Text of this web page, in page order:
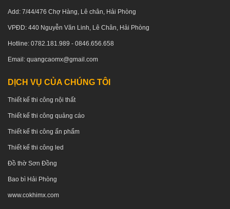
Add: 7/44/476 Chợ Hàng, Lê chân, Hải Phòng
VPĐD: 440 Nguyễn Văn Linh, Lê Chân, Hải Phòng
Hotline: 0782.181.989 - 0846.656.658
Email: quangcaomx@gmail.com
DỊCH VỤ CỦA CHÚNG TÔI
Thiết kế thi công nội thất
Thiết kế thi công quảng cáo
Thiết kế thi công ấn phẩm
Thiết kế thi công led
Đồ thờ Sơn Đồng
Bao bì Hải Phòng
www.cokhimx.com